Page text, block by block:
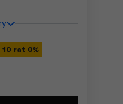
10 rat 0%